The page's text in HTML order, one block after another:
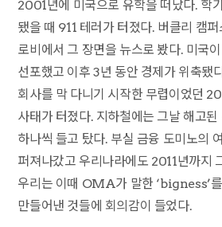
2001년에 미국으로 유학을 떠났다. 학
됐을 때 911 테러가 터졌다. 버클리 캠
로비에서 그 장면을 뉴스로 봤다. 미국
선포했고 이후 3년 동안 경제가 위축됐
회사를 막 다니기 시작한 무렵이었던
사태가 터졌다. 지하철에는 그날 해고
하나씩 들고 탔다. 부실 금융 도미노의
퍼져나갔고 우리나라에도 2011년까지
우리는 이때 OMA가 말한 ‘bigness’
만들어낸 것들에 회의감이 들었다.